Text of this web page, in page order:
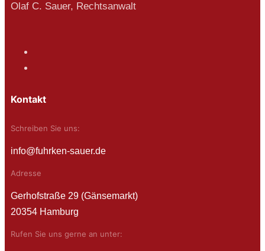
Olaf C. Sauer, Rechtsanwalt
Kontakt
Schreiben Sie uns:
info@fuhrken-sauer.de
Adresse
Gerhofstraße 29 (Gänsemarkt)
20354 Hamburg
Rufen Sie uns gerne an unter: